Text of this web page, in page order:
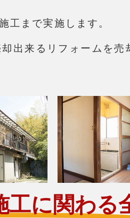
工まで実施します。
出来るリフォームを売
工に関わる